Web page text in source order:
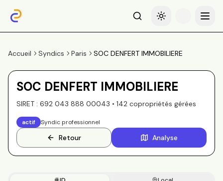
RechercheBasculer le thème
Menu
Accueil Syndics Paris SOC DENFERT IMMOBILIERE
SOC DENFERT IMMOBILIERE
SIRET : 692 043 888 00043 • 142 copropriétés gérées
actif Syndic professionnel
Retour Analyse